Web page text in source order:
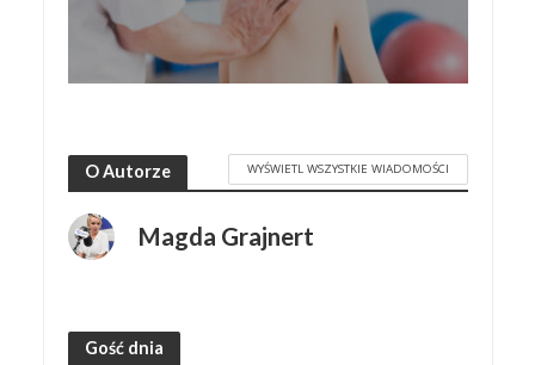
O Autorze WYŚWIETL WSZYSTKIE WIADOMOŚCI
Magda Grajnert
Gość dnia